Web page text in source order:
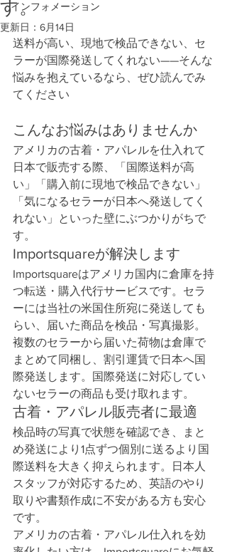
インフォメーション
す。
更新日： 6月14日
送料が高い、現地で検品できない、セ
ラーが国際発送してくれない——そんな
悩みを抱えているなら、ぜひ読んでみ
てください
こんなお悩みはありませんか
アメリカの古着・アパレルを仕入れて
日本で販売する際、「国際送料が高
い」「購入前に現地で検品できない」
「気になるセラーが日本へ発送してく
れない」といった壁にぶつかりがちで
す。
Importsquareが解決します
Importsquareはアメリカ国内に倉庫を持
つ転送・購入代行サービスです。セラ
ーには当社の米国住所宛に発送しても
らい、届いた商品を検品・写真撮影。
複数のセラーから届いた荷物は倉庫で
まとめて同梱し、割引運賃で日本へ国
際発送します。国際発送に対応してい
ないセラーの商品も受け取れます。
古着・アパレル販売者に最適
検品時の写真で状態を確認でき、まと
め発送により1点ずつ個別に送るより国
際送料を大きく抑えられます。日本人
スタッフが対応するため、英語のやり
取りや書類作成に不安がある方も安心
です。
アメリカの古着・アパレル仕入れを効